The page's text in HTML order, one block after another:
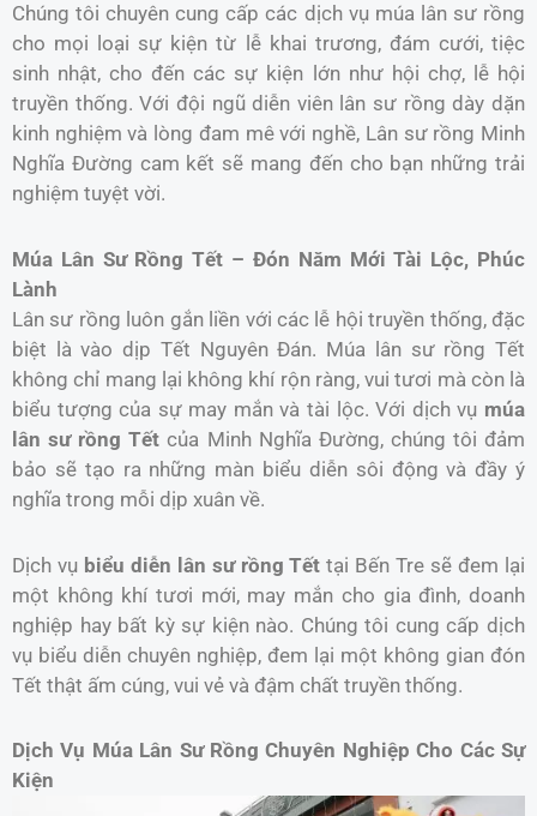
Chúng tôi chuyên cung cấp các dịch vụ múa lân sư rồng
cho mọi loại sự kiện từ lễ khai trương, đám cưới, tiệc
sinh nhật, cho đến các sự kiện lớn như hội chợ, lễ hội
truyền thống. Với đội ngũ diễn viên lân sư rồng dày dặn
kinh nghiệm và lòng đam mê với nghề, Lân sư rồng Minh
Nghĩa Đường cam kết sẽ mang đến cho bạn những trải
nghiệm tuyệt vời.
Múa Lân Sư Rồng Tết – Đón Năm Mới Tài Lộc, Phúc
Lành
Lân sư rồng luôn gắn liền với các lễ hội truyền thống, đặc
biệt là vào dịp Tết Nguyên Đán. Múa lân sư rồng Tết
không chỉ mang lại không khí rộn ràng, vui tươi mà còn là
biểu tượng của sự may mắn và tài lộc. Với dịch vụ múa
lân sư rồng Tết của Minh Nghĩa Đường, chúng tôi đảm
bảo sẽ tạo ra những màn biểu diễn sôi động và đầy ý
nghĩa trong mỗi dịp xuân về.
Dịch vụ biểu diễn lân sư rồng Tết tại Bến Tre sẽ đem lại
một không khí tươi mới, may mắn cho gia đình, doanh
nghiệp hay bất kỳ sự kiện nào. Chúng tôi cung cấp dịch
vụ biểu diễn chuyên nghiệp, đem lại một không gian đón
Tết thật ấm cúng, vui vẻ và đậm chất truyền thống.
Dịch Vụ Múa Lân Sư Rồng Chuyên Nghiệp Cho Các Sự
Kiện